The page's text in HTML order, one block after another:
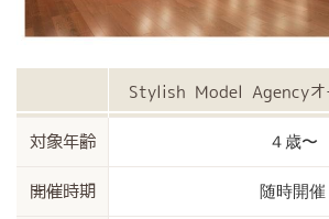
Stylish Model Agencyオ
対象年齢 ４歳〜
開催時期 随時開催